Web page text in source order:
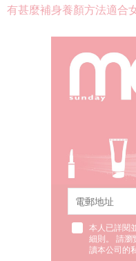
有甚麼補身養顏方法適合
本人已詳閱
細則。 請瀏
讀本公司的